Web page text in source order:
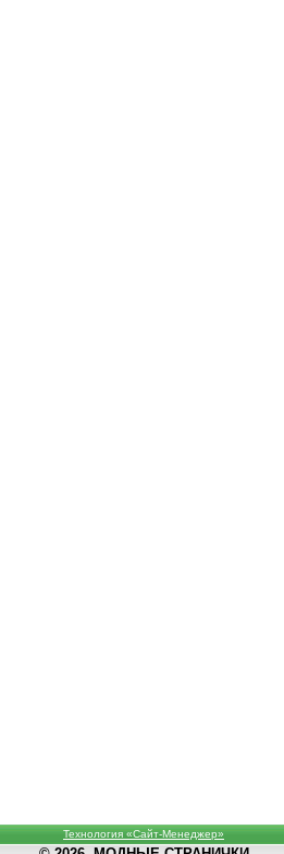
Технология «Сайт-Менеджер»